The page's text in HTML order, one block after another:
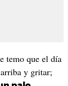
temo que el día
y gritar;